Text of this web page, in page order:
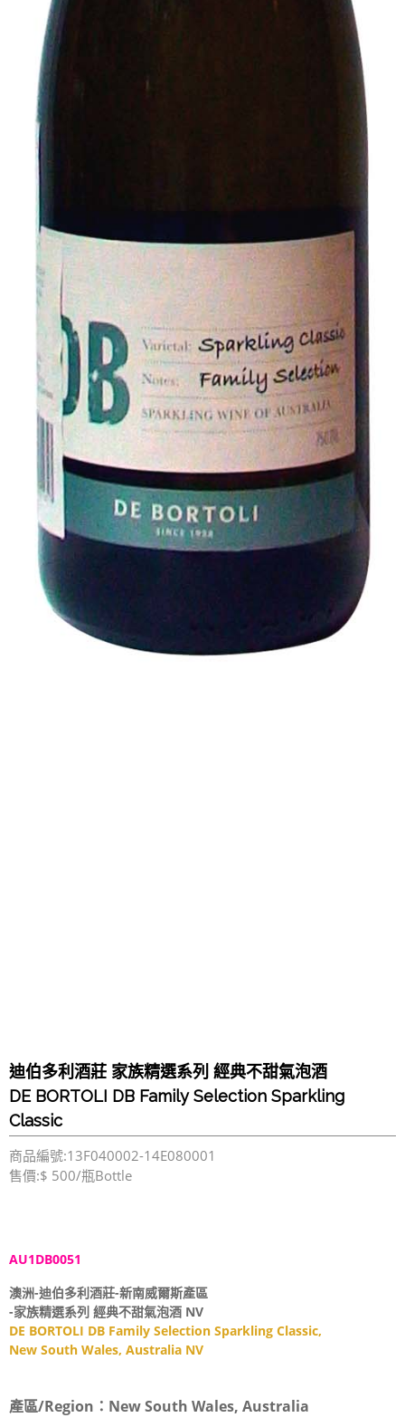
迪伯多利酒莊 家族精選系列 經典不甜氣泡酒
DE BORTOLI DB Family Selection Sparkling
Classic
商品編號:13F040002-14E080001
售價:$ 500/瓶Bottle
AU1DB0051
澳洲-迪伯多利酒莊-新南威爾斯產區
-家族精選系列 經典不甜氣泡酒 NV
DE BORTOLI DB Family Selection Sparkling Classic,
New South Wales, Australia NV
產區/Region： New South Wales, Australia